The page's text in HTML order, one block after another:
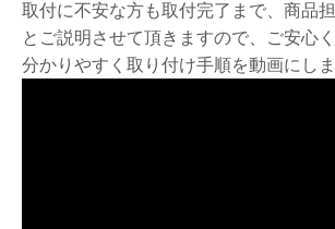
取付に不安な方も取付完了まで、商品
とご説明させて頂きますので、ご安心く
分かりやすく取り付け手順を動画にし